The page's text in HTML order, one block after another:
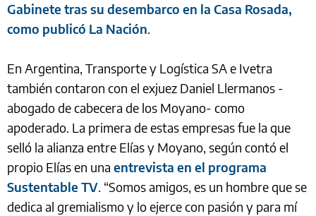
Gabinete tras su desembarco en la Casa Rosada,
como publicó La Nación.
En Argentina, Transporte y Logística SA e Ivetra
también contaron con el exjuez Daniel Llermanos -
abogado de cabecera de los Moyano- como
apoderado. La primera de estas empresas fue la que
selló la alianza entre Elías y Moyano, según contó el
propio Elías en una entrevista en el programa
Sustentable TV. “Somos amigos, es un hombre que se
dedica al gremialismo y lo ejerce con pasión y para mí